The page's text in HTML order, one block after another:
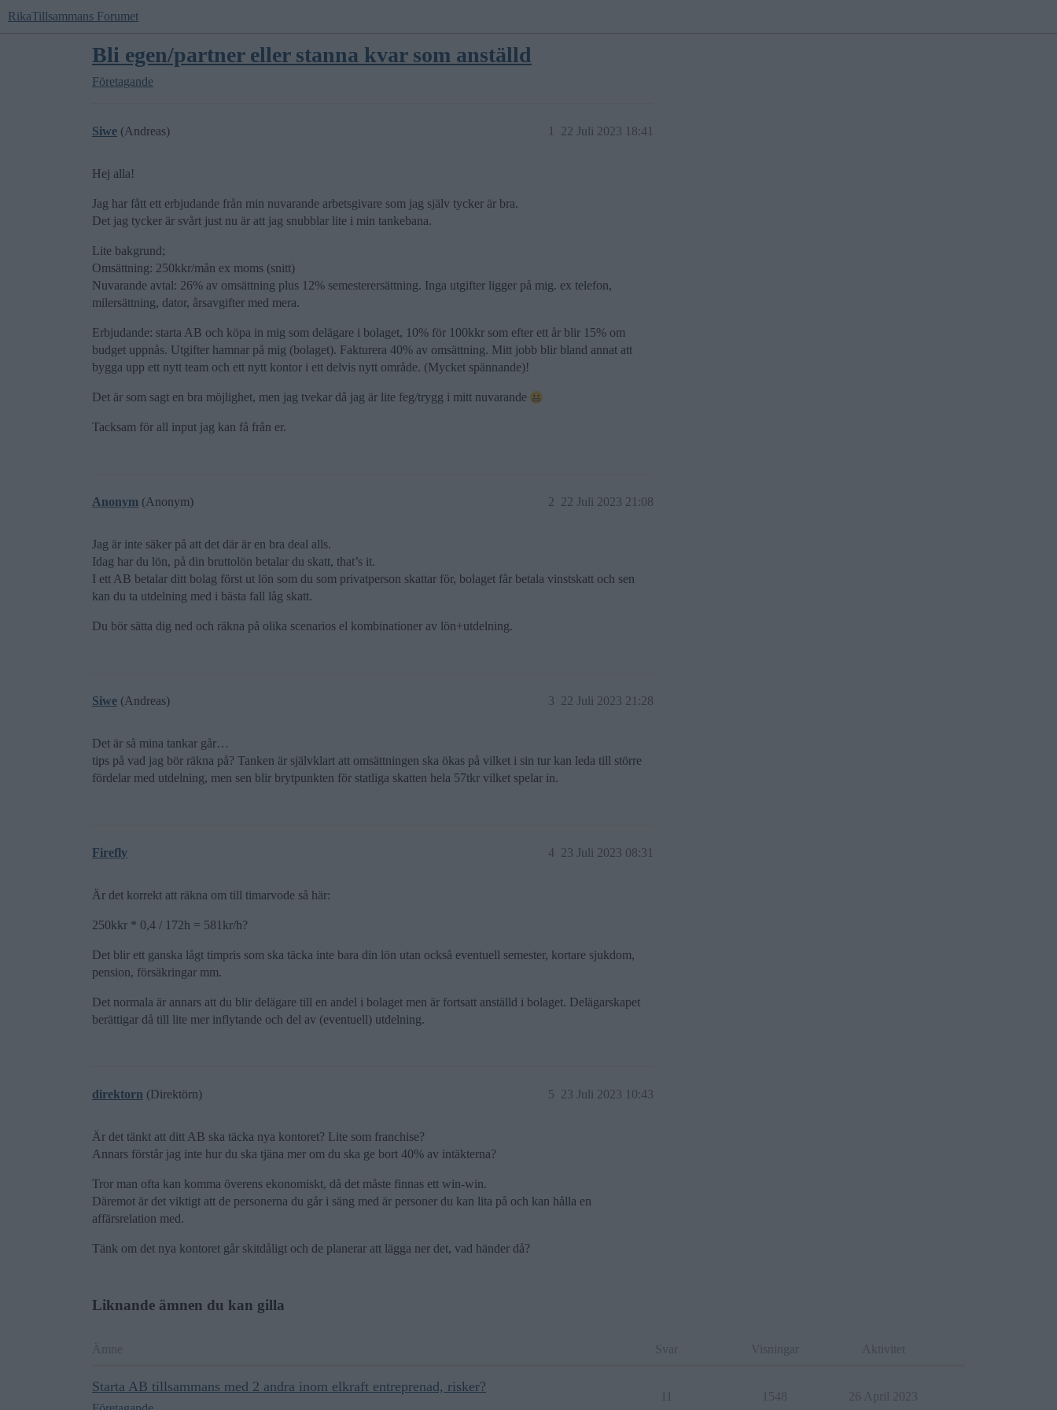
RikaTillsammans Forumet
Bli egen/partner eller stanna kvar som anställd
Företagande
Siwe (Andreas) 22 Juli 2023 18:41
1
Hej alla!
Jag har fått ett erbjudande från min nuvarande arbetsgivare som jag själv tycker är bra.
Det jag tycker är svårt just nu är att jag snubblar lite i min tankebana.
Lite bakgrund;
Omsättning: 250kkr/mån ex moms (snitt)
Nuvarande avtal: 26% av omsättning plus 12% semesterersättning. Inga utgifter ligger på mig. ex telefon,
milersättning, dator, årsavgifter med mera.
Erbjudande: starta AB och köpa in mig som delägare i bolaget, 10% för 100kkr som efter ett år blir 15% om
budget uppnås. Utgifter hamnar på mig (bolaget). Fakturera 40% av omsättning. Mitt jobb blir bland annat att
bygga upp ett nytt team och ett nytt kontor i ett delvis nytt område. (Mycket spännande)!
Det är som sagt en bra möjlighet, men jag tvekar då jag är lite feg/trygg i mitt nuvarande
Tacksam för all input jag kan få från er.
Anonym (Anonym) 22 Juli 2023 21:08
2
Jag är inte säker på att det där är en bra deal alls.
Idag har du lön, på din bruttolön betalar du skatt, that’s it.
I ett AB betalar ditt bolag först ut lön som du som privatperson skattar för, bolaget får betala vinstskatt och sen
kan du ta utdelning med i bästa fall låg skatt.
Du bör sätta dig ned och räkna på olika scenarios el kombinationer av lön+utdelning.
Siwe (Andreas) 22 Juli 2023 21:28
3
Det är så mina tankar går…
tips på vad jag bör räkna på? Tanken är självklart att omsättningen ska ökas på vilket i sin tur kan leda till större
fördelar med utdelning, men sen blir brytpunkten för statliga skatten hela 57tkr vilket spelar in.
Firefly 23 Juli 2023 08:31
4
Är det korrekt att räkna om till timarvode så här:
250kkr * 0,4 / 172h = 581kr/h?
Det blir ett ganska lågt timpris som ska täcka inte bara din lön utan också eventuell semester, kortare sjukdom,
pension, försäkringar mm.
Det normala är annars att du blir delägare till en andel i bolaget men är fortsatt anställd i bolaget. Delägarskapet
berättigar då till lite mer inflytande och del av (eventuell) utdelning.
direktorn (Direktörn) 23 Juli 2023 10:43
5
Är det tänkt att ditt AB ska täcka nya kontoret? Lite som franchise?
Annars förstår jag inte hur du ska tjäna mer om du ska ge bort 40% av intäkterna?
Tror man ofta kan komma överens ekonomiskt, då det måste finnas ett win-win.
Däremot är det viktigt att de personerna du går i säng med är personer du kan lita på och kan hålla en
affärsrelation med.
Tänk om det nya kontoret går skitdåligt och de planerar att lägga ner det, vad händer då?
Liknande ämnen du kan gilla
Ämne Svar Visningar Aktivitet
Starta AB tillsammans med 2 andra inom elkraft entreprenad, risker?
1548 26 April 2023